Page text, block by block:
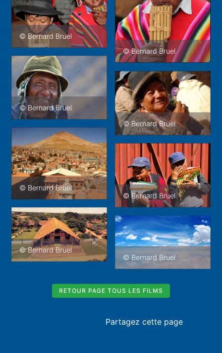
© Bernard Bruel
© Bernard Bruel
© Bernard Bruel
© Bernard Bruel
© Bernard Bruel
© Bernard Bruel
© Bernard Bruel
© Bernard Bruel
RETOUR PAGE TOUS LES FILMS
Partagez cette page